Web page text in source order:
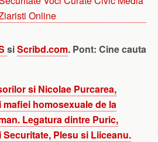
siScribd.com. Pont: Cine cauta
si Nicolae Purcarea,
homosexuale de la
Legatura dintre Puric,
Plesu si Liiceanu.